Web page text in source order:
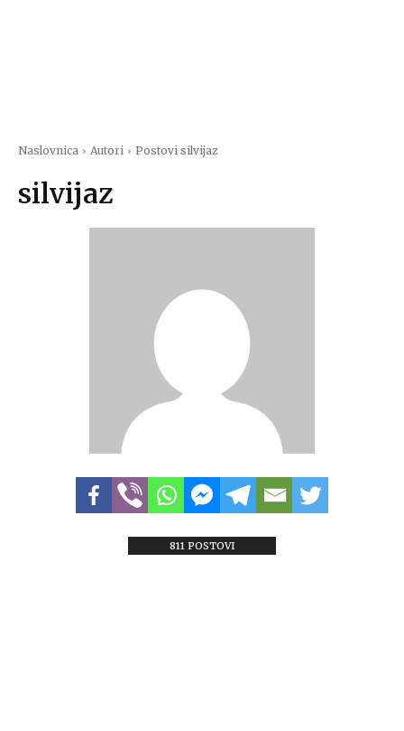
Naslovnica Autori Postovi silvijaz
silvijaz
811 POSTOVI